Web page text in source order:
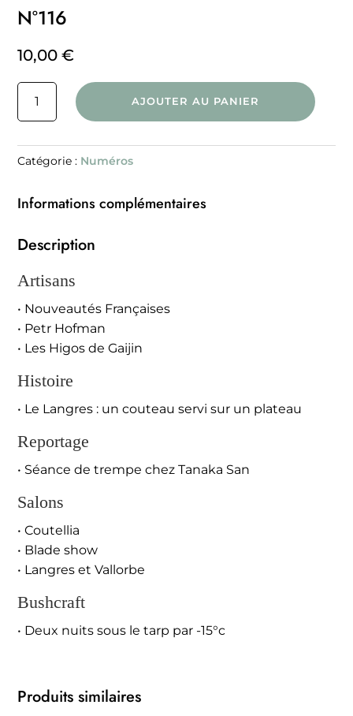
N°116
10,00€
AJOUTER AU PANIER
Catégorie : Numéros
Informations complémentaires
Description
Artisans
• Nouveautés Françaises
• Petr Hofman
• Les Higos de Gaijin
Histoire
• Le Langres : un couteau servi sur un plateau
Reportage
• Séance de trempe chez Tanaka San
Salons
• Coutellia
• Blade show
• Langres et Vallorbe
Bushcraft
• Deux nuits sous le tarp par -15°c
Produits similaires